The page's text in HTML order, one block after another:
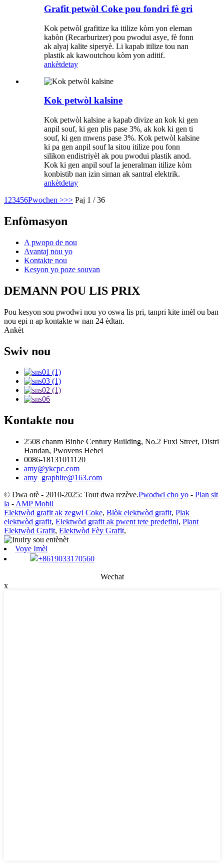
Grafit petwòl Coke pou fondri fè gri
Kok petwòl grafitize ka itilize kòm yon eleman
kabòn (Recarburizer) pou pwodui asye, fè fonn
ak alyaj kalite siperyè. Li kapab itilize tou nan
plastik ak kawoutchou kòm yon aditif.
ankètdetay
Kok petwòl kalsine
Kok petwòl kalsine a kapab divize an kok ki gen
anpil souf, ki gen plis pase 3%, ak kok ki gen ti
souf, ki gen mwens pase 3%. Kok petwòl kalsine
ki pa gen anpil souf la sitou itilize pou fonn
silikon endistriyèl ak pou pwodui plastik anod.
Kok ki gen anpil souf la jeneralman itilize kòm
konbistib nan izin siman ak santral elektrik.
ankètdetay
1 23456Pwochen >>> Paj 1 / 36
Enfòmasyon
A pwopo de nou
Avantaj nou yo
Kontakte nou
Kesyon yo poze souvan
DEMANN POU LIS PRIX
Pou kesyon sou pwodwi nou yo oswa lis pri, tanpri kite imèl ou ban
nou epi n ap kontakte w nan 24 èdtan.
Ankèt
Swiv nou
Kontakte nou
2508 chanm Binhe Century Building, No.2 Fuxi Street, Distri
Handan, Pwovens Hebei
0086-18131011120
amy@ykcpc.com
amy_graphite@163.com
© Dwa otè - 2010-2025: Tout dwa rezève.Pwodwi cho yo - Plan sit
la - AMP Mobil
Elektwòd grafit ak zegwi Coke, Blòk elektwòd grafit, Plak
elektwòd grafit, Elektwòd grafit ak pwent tete predefini, Plant
Elektwòd Grafit, Elektwòd Fèy Grafit,
Voye Imèl
+8619033170560
Wechat
x